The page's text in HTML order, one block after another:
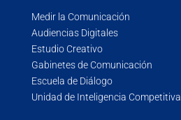
Medir la Comunicación
Audiencias Digitales
Estudio Creativo
Gabinetes de Comunicación
Escuela de Diálogo
Unidad de Inteligencia Competitiva